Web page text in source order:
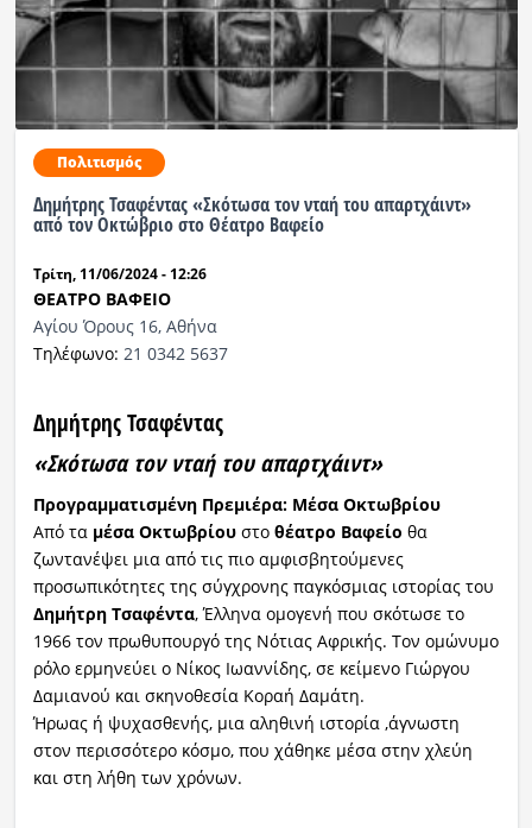
Πολιτισμός
Δημήτρης Τσαφέντας «Σκότωσα τον νταή του απαρτχάιντ»
από τον Οκτώβριο στο Θέατρο Βαφείο
Τρίτη, 11/06/2024 - 12:26
ΘΕΑΤΡΟ ΒΑΦΕΙΟ
Αγίου Όρους 16, Αθήνα
Τηλέφωνο: 21 0342 5637
Δημήτρης Τσαφέντας
«Σκότωσα τον νταή του απαρτχάιντ»
Προγραμματισμένη Πρεμιέρα: Μέσα Οκτωβρίου
Από τα μέσα Οκτωβρίουστο θέατρο Βαφείο θα
ζωντανέψει μια από τις πιο αμφισβητούμενες
προσωπικότητες της σύγχρονης παγκόσμιας ιστορίας του
Δημήτρη Τσαφέντα, Έλληνα ομογενή που σκότωσε το
1966 τον πρωθυπουργό της Νότιας Αφρικής. Τον ομώνυμο
ρόλο ερμηνεύει ο Νίκος Ιωαννίδης, σε κείμενο Γιώργου
Δαμιανού και σκηνοθεσία Κοραή Δαμάτη.
Ήρωας ή ψυχασθενής, μια αληθινή ιστορία ,άγνωστη
στον περισσότερο κόσμο, που χάθηκε μέσα στην χλεύη
και στη λήθη των χρόνων.